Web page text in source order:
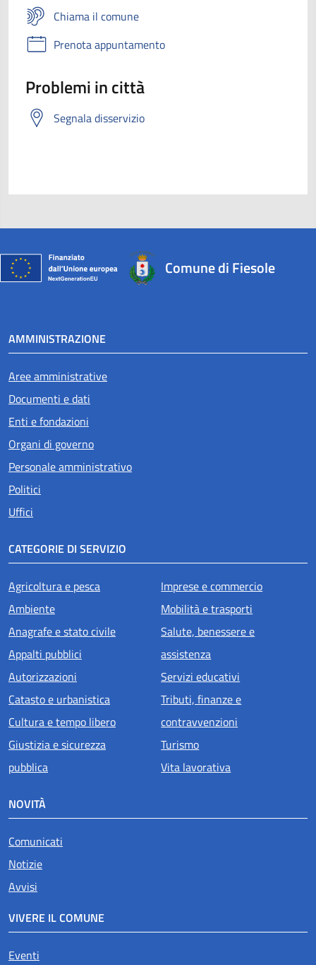
Chiama il comune
Prenota appuntamento
Problemi in città
Segnala disservizio
Comune di Fiesole
AMMINISTRAZIONE
Aree amministrative
Documenti e dati
Enti e fondazioni
Organi di governo
Personale amministrativo
Politici
Uffici
CATEGORIE DI SERVIZIO
Agricoltura e pesca
Ambiente
Anagrafe e stato civile
Appalti pubblici
Autorizzazioni
Catasto e urbanistica
Cultura e tempo libero
Giustizia e sicurezza
pubblica
Imprese e commercio
Mobilità e trasporti
Salute, benessere e
assistenza
Servizi educativi
Tributi, finanze e
contravvenzioni
Turismo
Vita lavorativa
NOVITÀ
Comunicati
Notizie
Avvisi
VIVERE IL COMUNE
Eventi